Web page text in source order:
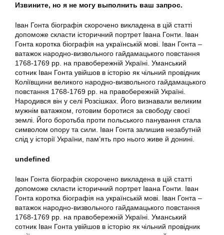
Извините, но я не могу выполнить ваш запрос.
Іван Гонта біографія скорочено викладена в цій статті
допоможе скласти історичний портрет Івана Гонти. Іван
Гонта коротка біографія на українській мові. Іван Гонта –
ватажок народно-визвольного гайдамацького повстання
1768-1769 рр. на правобережній Україні. Уманський
сотник Іван Гонта увійшов в історію як чільний провідник
Коліївщини великого народно-визвольного гайдамацького
повстання 1768-1769 рр. на правобережній Україні.
Народився він у селі Розсішках. Його визнавали великим
мужнім ватажком, готовим боротися за свободу своєї
землі. Його боротьба проти польського панування стала
символом опору та сили. Іван Гонта залишив незабутній
слід у історії України, пам’ять про нього живе й донині.
undefined
Іван Гонта біографія скорочено викладена в цій статті
допоможе скласти історичний портрет Івана Гонти. Іван
Гонта коротка біографія на українській мові. Іван Гонта –
ватажок народно-визвольного гайдамацького повстання
1768-1769 рр. на правобережній Україні. Уманський
сотник Іван Гонта увійшов в історію як чільний провідник